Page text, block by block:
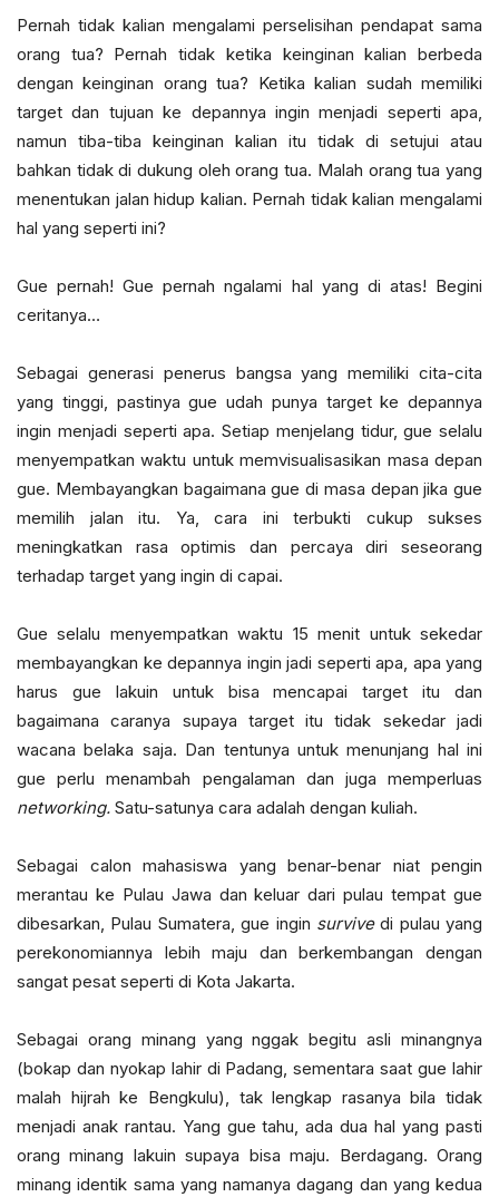
Pernah tidak kalian mengalami perselisihan pendapat sama
orang tua? Pernah tidak ketika keinginan kalian berbeda
dengan keinginan orang tua? Ketika kalian sudah memiliki
target dan tujuan ke depannya ingin menjadi seperti apa,
namun tiba-tiba keinginan kalian itu tidak di setujui atau
bahkan tidak di dukung oleh orang tua. Malah orang tua yang
menentukan jalan hidup kalian. Pernah tidak kalian mengalami
hal yang seperti ini?
Gue pernah! Gue pernah ngalami hal yang di atas! Begini
ceritanya…
Sebagai generasi penerus bangsa yang memiliki cita-cita
yang tinggi, pastinya gue udah punya target ke depannya
ingin menjadi seperti apa. Setiap menjelang tidur, gue selalu
menyempatkan waktu untuk memvisualisasikan masa depan
gue. Membayangkan bagaimana gue di masa depan jika gue
memilih jalan itu. Ya, cara ini terbukti cukup sukses
meningkatkan rasa optimis dan percaya diri seseorang
terhadap target yang ingin di capai.
Gue selalu menyempatkan waktu 15 menit untuk sekedar
membayangkan ke depannya ingin jadi seperti apa, apa yang
harus gue lakuin untuk bisa mencapai target itu dan
bagaimana caranya supaya target itu tidak sekedar jadi
wacana belaka saja. Dan tentunya untuk menunjang hal ini
gue perlu menambah pengalaman dan juga memperluas
networking. Satu-satunya cara adalah dengan kuliah.
Sebagai calon mahasiswa yang benar-benar niat pengin
merantau ke Pulau Jawa dan keluar dari pulau tempat gue
dibesarkan, Pulau Sumatera, gue ingin survivedi pulau yang
perekonomiannya lebih maju dan berkembangan dengan
sangat pesat seperti di Kota Jakarta.
Sebagai orang minang yang nggak begitu asli minangnya
(bokap dan nyokap lahir di Padang, sementara saat gue lahir
malah hijrah ke Bengkulu), tak lengkap rasanya bila tidak
menjadi anak rantau. Yang gue tahu, ada dua hal yang pasti
orang minang lakuin supaya bisa maju. Berdagang. Orang
minang identik sama yang namanya dagang dan yang kedua